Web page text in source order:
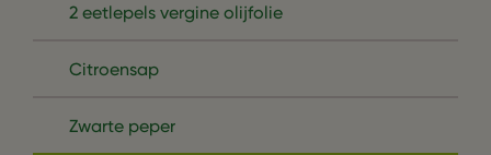
2 eetlepels vergine olijfolie
Citroensap
Zwarte peper